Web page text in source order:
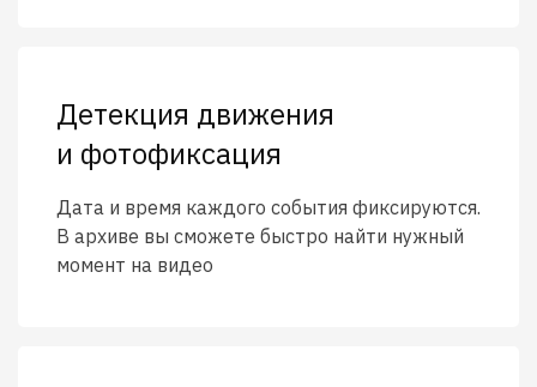
Детекция движения
и фотофиксация
Дата и время каждого события фиксируются.
В архиве вы сможете быстро найти нужный
момент на видео